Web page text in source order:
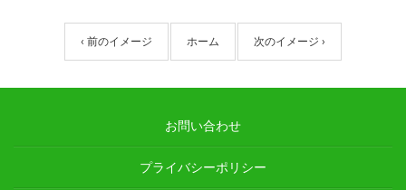
‹ 前のイメージ ホーム 次のイメージ ›
お問い合わせ
プライバシーポリシー